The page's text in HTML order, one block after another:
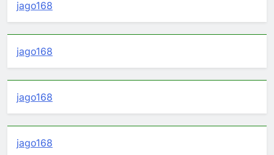
jago168
jago168
jago168
jago168